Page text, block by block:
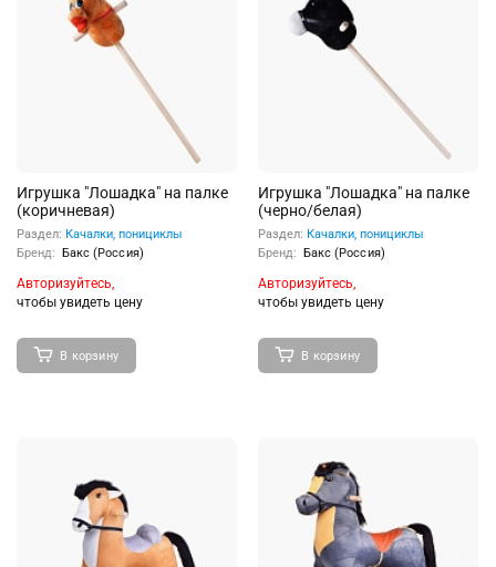
Игрушка "Лошадка" на палке
(коричневая)
Раздел: Качалки, понициклы
Бренд: Бакс (Россия)
Авторизуйтесь,
чтобы увидеть цену
В корзину
Игрушка "Лошадка" на палке
(черно/белая)
Раздел: Качалки, понициклы
Бренд: Бакс (Россия)
Авторизуйтесь,
чтобы увидеть цену
В корзину